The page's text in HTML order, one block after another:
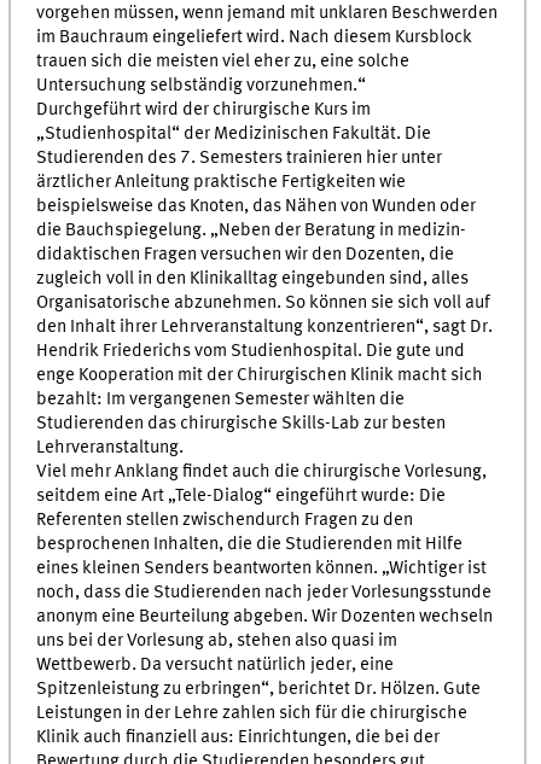
vorgehen müssen, wenn jemand mit unklaren Beschwerden
im Bauchraum eingeliefert wird. Nach diesem Kursblock
trauen sich die meisten viel eher zu, eine solche
Untersuchung selbständig vorzunehmen.“
Durchgeführt wird der chirurgische Kurs im
„Studienhospital“ der Medizinischen Fakultät. Die
Studierenden des 7. Semesters trainieren hier unter
ärztlicher Anleitung praktische Fertigkeiten wie
beispielsweise das Knoten, das Nähen von Wunden oder
die Bauchspiegelung. „Neben der Beratung in medizin-
didaktischen Fragen versuchen wir den Dozenten, die
zugleich voll in den Klinikalltag eingebunden sind, alles
Organisatorische abzunehmen. So können sie sich voll auf
den Inhalt ihrer Lehrveranstaltung konzentrieren“, sagt Dr.
Hendrik Friederichs vom Studienhospital. Die gute und
enge Kooperation mit der Chirurgischen Klinik macht sich
bezahlt: Im vergangenen Semester wählten die
Studierenden das chirurgische Skills-Lab zur besten
Lehrveranstaltung.
Viel mehr Anklang findet auch die chirurgische Vorlesung,
seitdem eine Art „Tele-Dialog“ eingeführt wurde: Die
Referenten stellen zwischendurch Fragen zu den
besprochenen Inhalten, die die Studierenden mit Hilfe
eines kleinen Senders beantworten können. „Wichtiger ist
noch, dass die Studierenden nach jeder Vorlesungsstunde
anonym eine Beurteilung abgeben. Wir Dozenten wechseln
uns bei der Vorlesung ab, stehen also quasi im
Wettbewerb. Da versucht natürlich jeder, eine
Spitzenleistung zu erbringen“, berichtet Dr. Hölzen. Gute
Leistungen in der Lehre zahlen sich für die chirurgische
Klinik auch finanziell aus: Einrichtungen, die bei der